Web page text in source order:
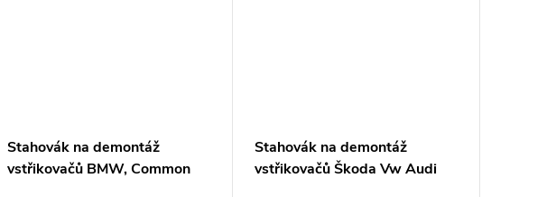
Stahovák na demontáž
vstřikovačů BMW, Common
Stahovák na demontáž
vstřikovačů Škoda Vw Audi